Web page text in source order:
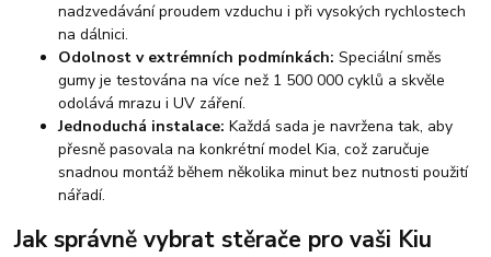
nadzvedávání proudem vzduchu i při vysokých rychlostech
na dálnici.
Odolnost v extrémních podmínkách: Speciální směs
gumy je testována na více než 1 500 000 cyklů a skvěle
odolává mrazu i UV záření.
Jednoduchá instalace: Každá sada je navržena tak, aby
přesně pasovala na konkrétní model Kia, což zaručuje
snadnou montáž během několika minut bez nutnosti použití
nářadí.
Jak správně vybrat stěrače pro vaši Kiu